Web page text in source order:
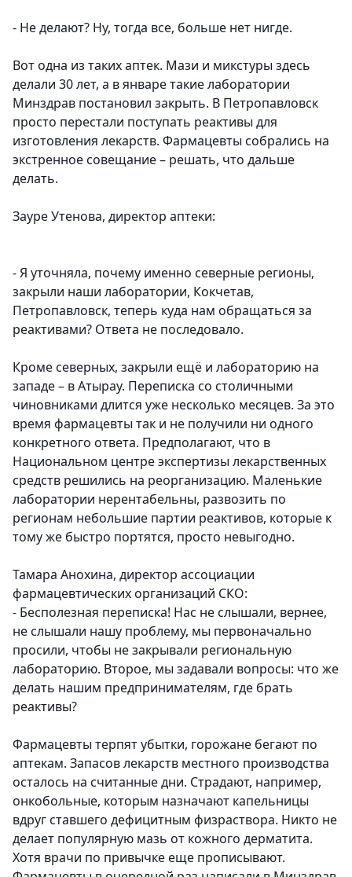
- Не делают? Ну, тогда все, больше нет нигде.
Вот одна из таких аптек. Мази и микстуры здесь
делали 30 лет, а в январе такие лаборатории
Минздрав постановил закрыть. В Петропавловск
просто перестали поступать реактивы для
изготовления лекарств. Фармацевты собрались на
экстренное совещание – решать, что дальше
делать.
Зауре Утенова, директор аптеки:
- Я уточняла, почему именно северные регионы,
закрыли наши лаборатории, Кокчетав,
Петропавловск, теперь куда нам обращаться за
реактивами? Ответа не последовало.
Кроме северных, закрыли ещё и лабораторию на
западе – в Атырау. Переписка со столичными
чиновниками длится уже несколько месяцев. За это
время фармацевты так и не получили ни одного
конкретного ответа. Предполагают, что в
Национальном центре экспертизы лекарственных
средств решились на реорганизацию. Маленькие
лаборатории нерентабельны, развозить по
регионам небольшие партии реактивов, которые к
тому же быстро портятся, просто невыгодно.
Тамара Анохина, директор ассоциации
фармацевтических организаций СКО:
- Бесполезная переписка! Нас не слышали, вернее,
не слышали нашу проблему, мы первоначально
просили, чтобы не закрывали региональную
лабораторию. Второе, мы задавали вопросы: что же
делать нашим предпринимателям, где брать
реактивы?
Фармацевты терпят убытки, горожане бегают по
аптекам. Запасов лекарств местного производства
осталось на считанные дни. Страдают, например,
онкобольные, которым назначают капельницы
вдруг ставшего дефицитным физраствора. Никто не
делает популярную мазь от кожного дерматита.
Хотя врачи по привычке еще прописывают.